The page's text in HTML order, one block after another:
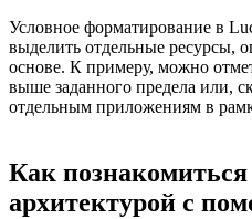
Условное форматирование в
выделить отдельные ресурсы,
основе. К примеру, можно
выше заданного предела или,
отдельным приложениям в
Как познакомиться
архитектурой с